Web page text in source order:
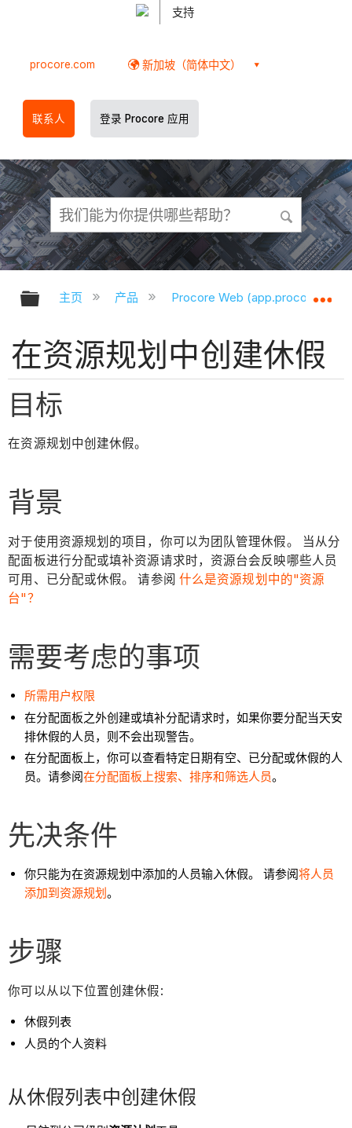
支持
procore.com 新加坡（简体中文）
联系人 登录 Procore 应用
扩展/隐缩全局层次
主页 产品 Procore Web
在资源规划中创建休假
目标
在资源规划中创建休假。
背景
对于使用资源规划的项目，你可以为团队管理休假。 当从分
配面板进行分配或填补资源请求时，资源台会反映哪些人员
可用、已分配或休假。 请参阅 什么是资源规划中的"资源
台"？
需要考虑的事项
所需用户权限
在分配面板之外创建或填补分配请求时，如果你要分配当天安
排休假的人员，则不会出现警告。
在分配面板上，你可以查看特定日期有空、已分配或休假的人
员。请参阅在分配面板上搜索、排序和筛选人员。
先决条件
你只能为在资源规划中添加的人员输入休假。 请参阅将人员
添加到资源规划。
步骤
你可以从以下位置创建休假:
休假列表
人员的个人资料
从休假列表中创建休假